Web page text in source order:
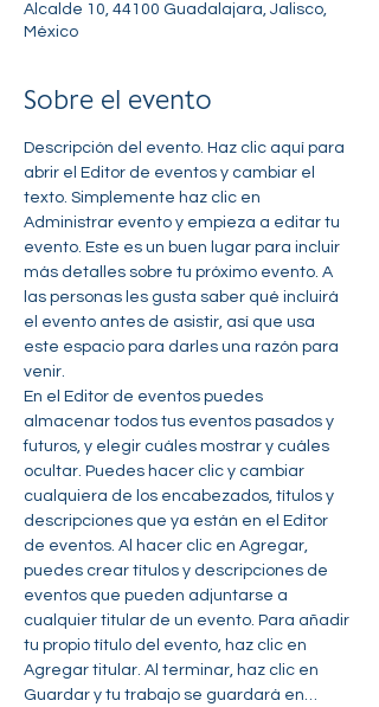
Alcalde 10, 44100 Guadalajara, Jalisco,
México
Sobre el evento
Descripción del evento. Haz clic aquí para
abrir el Editor de eventos y cambiar el
texto. Simplemente haz clic en
Administrar evento y empieza a editar tu
evento. Este es un buen lugar para incluir
más detalles sobre tu próximo evento. A
las personas les gusta saber qué incluirá
el evento antes de asistir, así que usa
este espacio para darles una razón para
venir.
En el Editor de eventos puedes
almacenar todos tus eventos pasados y
futuros, y elegir cuáles mostrar y cuáles
ocultar. Puedes hacer clic y cambiar
cualquiera de los encabezados, títulos y
descripciones que ya están en el Editor
de eventos. Al hacer clic en Agregar,
puedes crear títulos y descripciones de
eventos que pueden adjuntarse a
cualquier titular de un evento. Para añadir
tu propio título del evento, haz clic en
Agregar titular. Al terminar, haz clic en
Guardar y tu trabajo se guardará en…